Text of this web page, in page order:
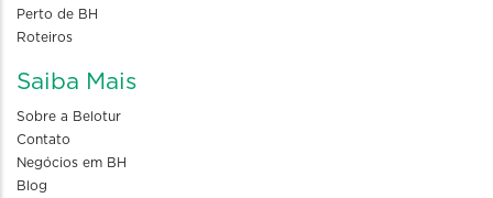
Perto de BH
Roteiros
Saiba Mais
Sobre a Belotur
Contato
Negócios em BH
Blog